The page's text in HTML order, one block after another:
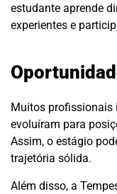
estudante aprende
experientes e
Muitos profissionais
evoluíram para
Assim, o estágio
trajetória sólida.
Além disso, a